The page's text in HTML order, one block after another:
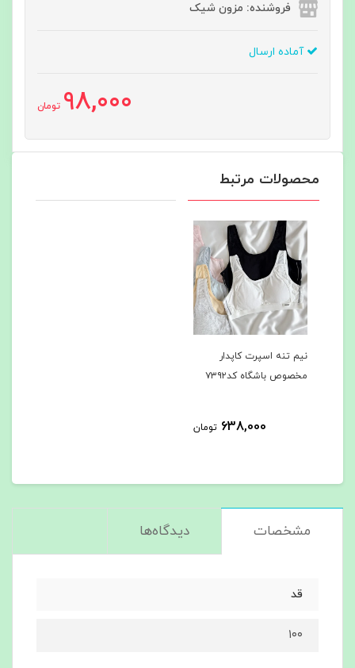
فروشنده: مزون شیک
آماده ارسال
98,000 تومان
محصولات مرتبط
نیم تنه اسپرت کاپدار
مخصوص باشگاه کد۷۳۹۲
638,000 تومان
مشخصات دیدگاه‌ها
قد
١٠٠